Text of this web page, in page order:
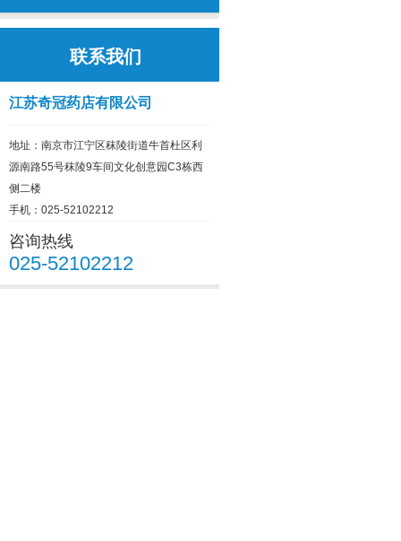
联系我们
江苏奇冠药店有限公司
地址：南京市江宁区秣陵街道牛首杜区利
源南路55号秣陵9车间文化创意园C3栋西
侧二楼
手机：025-52102212
咨询热线
025-52102212